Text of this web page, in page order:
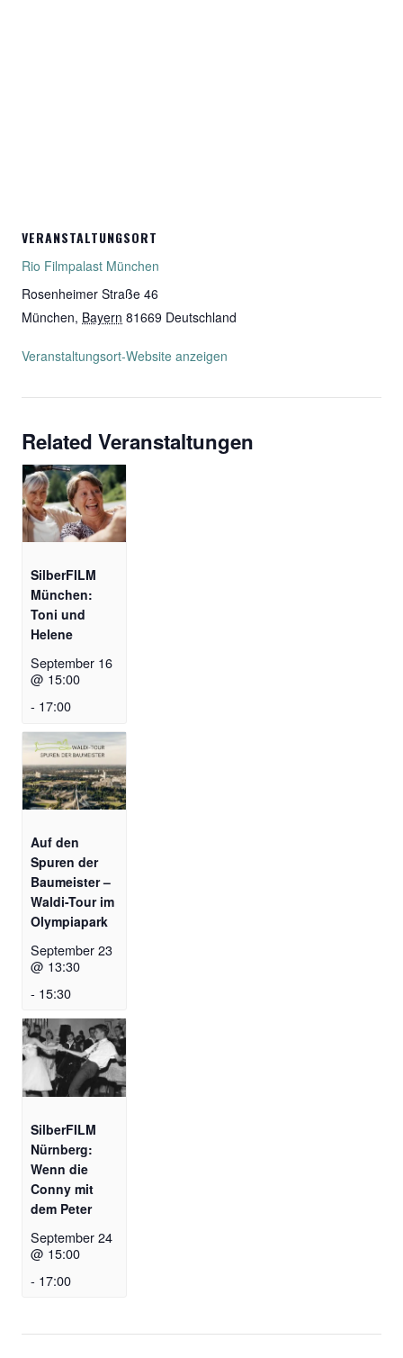
VERANSTALTUNGSORT
Rio Filmpalast München
Rosenheimer Straße 46
München, Bayern 81669 Deutschland
Veranstaltungsort-Website anzeigen
Related Veranstaltungen
SilberFILM
München:
Toni und
Helene
September 16
@ 15:00
- 17:00
Auf den
Spuren der
Baumeister –
Waldi-Tour im
Olympiapark
September 23
@ 13:30
- 15:30
SilberFILM
Nürnberg:
Wenn die
Conny mit
dem Peter
September 24
@ 15:00
- 17:00